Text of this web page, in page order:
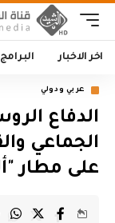
اخر الاخبار البرامج
عربي ودولي
الدفاع
الجماعي
على مطار